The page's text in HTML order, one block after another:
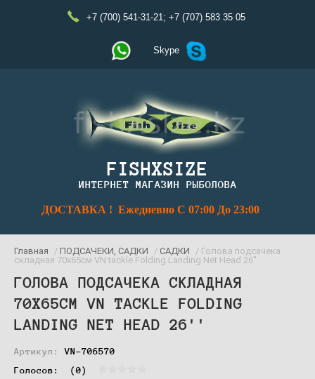
+7 (700) 541-31-21; +7 (707) 583 35 05
Skype
FISHXSIZE
ИНТЕРНЕТ МАГАЗИН РЫБОЛОВА
ДОСТАВКА ! Ежедневно С 07:00 До 23:00
Главная / ПОДСАЧЕКИ, САДКИ / САДКИ
/ Голова подсачека
складная 70x65см VN tackle Folding Landing Net Head 26''
ГОЛОВА ПОДСАЧЕКА СКЛАДНАЯ
70X65СМ VN TACKLE FOLDING
LANDING NET HEAD 26''
Артикул:
VN-706570
Голосов: (0)